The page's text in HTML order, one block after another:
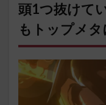
頭1つ抜けて
もトップメタ